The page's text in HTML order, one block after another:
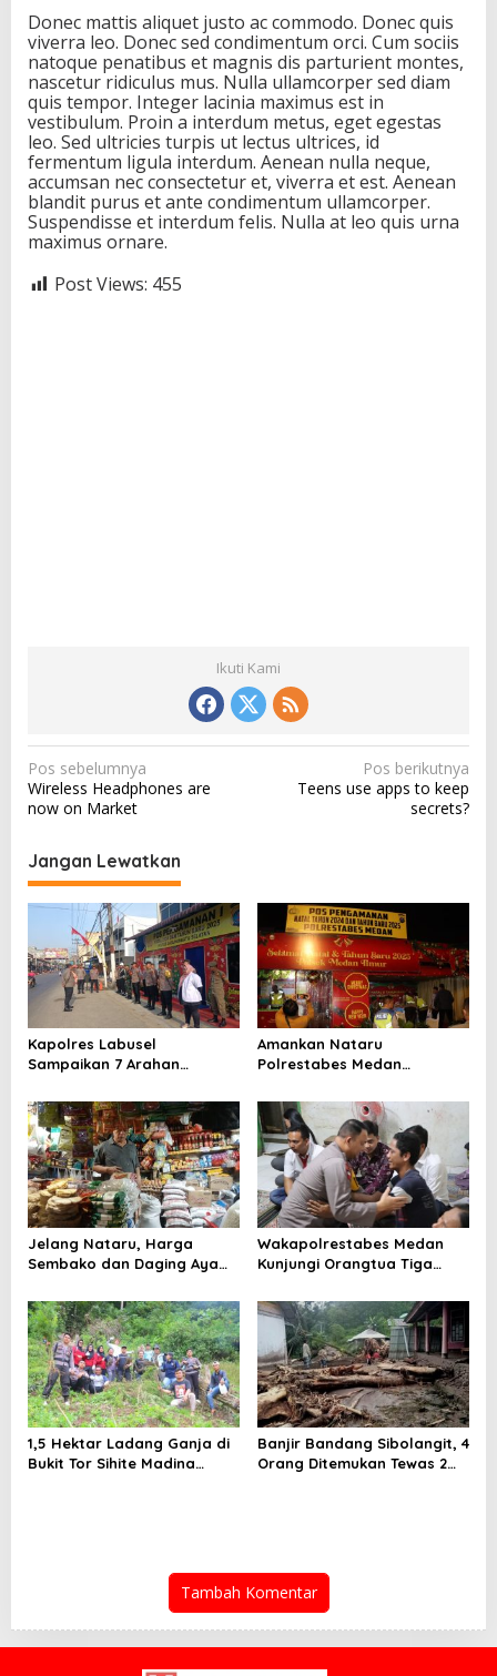
Donec mattis aliquet justo ac commodo. Donec quis
viverra leo. Donec sed condimentum orci. Cum sociis
natoque penatibus et magnis dis parturient montes,
nascetur ridiculus mus. Nulla ullamcorper sed diam
quis tempor. Integer lacinia maximus est in
vestibulum. Proin a interdum metus, eget egestas
leo. Sed ultricies turpis ut lectus ultrices, id
fermentum ligula interdum. Aenean nulla neque,
accumsan nec consectetur et, viverra et est. Aenean
blandit purus et ante condimentum ullamcorper.
Suspendisse et interdum felis. Nulla at leo quis urna
maximus ornare.
Post Views: 455
Ikuti Kami
N
a
i
g
s
i
p
o
s
Pos sebelumnya
Wireless Headphones are
now on Market
Pos berikutnya
Teens use apps to keep
secrets?
Jangan Lewatkan
Kapolres Labusel
Sampaikan 7 Arahan
Amankan Nataru
Polrestabes Medan
14 Pos Pengamanan
Jelang Nataru, Harga
Sembako dan Daging Ayam
Wakapolrestabes Medan
Kunjungi Orangtua Tiga
Penikaman
1,5 Hektar Ladang Ganja di
Bukit Tor Sihite Madina
Banjir Bandang Sibolangit, 4
Orang Ditemukan Tewas 2
Tambah Komentar